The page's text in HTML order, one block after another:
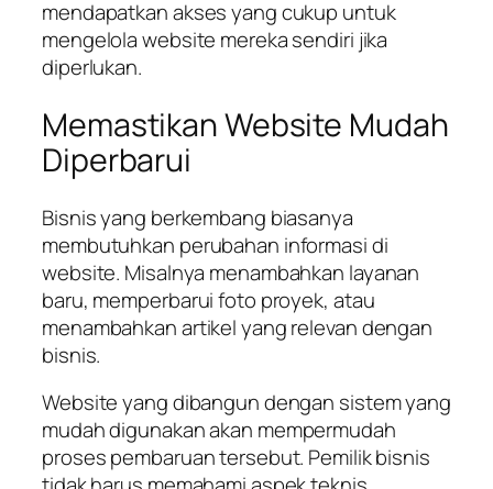
mendapatkan akses yang cukup untuk
mengelola website mereka sendiri jika
diperlukan.
Memastikan Website Mudah
Diperbarui
Bisnis yang berkembang biasanya
membutuhkan perubahan informasi di
website. Misalnya menambahkan layanan
baru, memperbarui foto proyek, atau
menambahkan artikel yang relevan dengan
bisnis.
Website yang dibangun dengan sistem yang
mudah digunakan akan mempermudah
proses pembaruan tersebut. Pemilik bisnis